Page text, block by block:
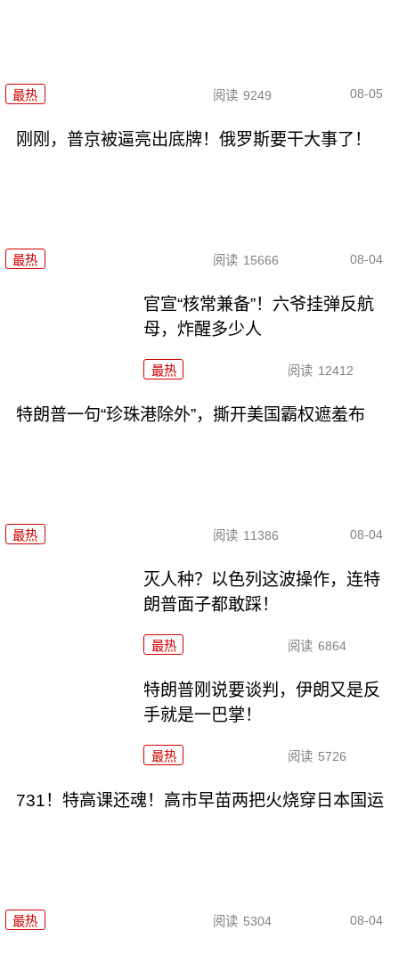
最热 阅读 9249 08-05
刚刚，普京被逼亮出底牌！俄罗斯要干大事了！
最热 阅读 15666 08-04
官宣“核常兼备”！六爷挂弹反航
母，炸醒多少人
最热 阅读 12412
特朗普一句“珍珠港除外”，撕开美国霸权遮羞布
最热 阅读 11386 08-04
灭人种？以色列这波操作，连特
朗普面子都敢踩！
最热 阅读 6864
特朗普刚说要谈判，伊朗又是反
手就是一巴掌！
最热 阅读 5726
731！特高课还魂！高市早苗两把火烧穿日本国运
最热 阅读 5304 08-04